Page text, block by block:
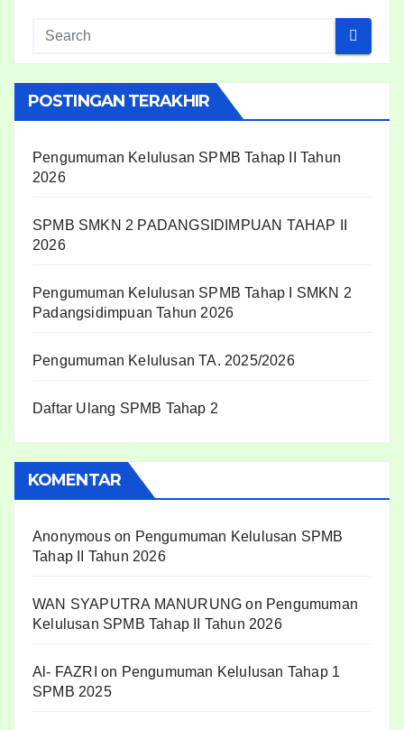
POSTINGAN TERAKHIR
Pengumuman Kelulusan SPMB Tahap II Tahun
2026
SPMB SMKN 2 PADANGSIDIMPUAN TAHAP II
2026
Pengumuman Kelulusan SPMB Tahap I SMKN 2
Padangsidimpuan Tahun 2026
Pengumuman Kelulusan TA. 2025/2026
Daftar Ulang SPMB Tahap 2
KOMENTAR
Anonymouson Pengumuman Kelulusan SPMB
Tahap II Tahun 2026
WAN SYAPUTRA MANURUNG on Pengumuman
Kelulusan SPMB Tahap II Tahun 2026
Al- FAZRI on Pengumuman Kelulusan Tahap 1
SPMB 2025